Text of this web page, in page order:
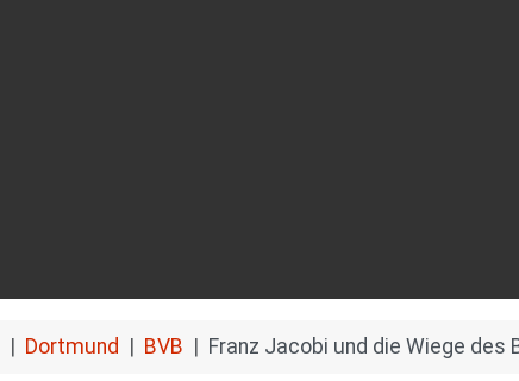
Dortmund BVB Franz Jacobi und die Wiege des